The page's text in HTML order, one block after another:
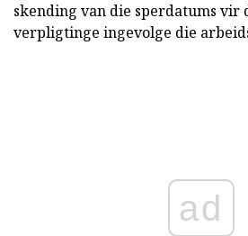
skending van die sperdatums vir
verpligtinge ingevolge die
ad